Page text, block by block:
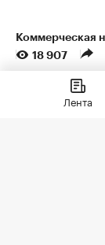
Коммерческая
18 907
В 30%
России
Лента